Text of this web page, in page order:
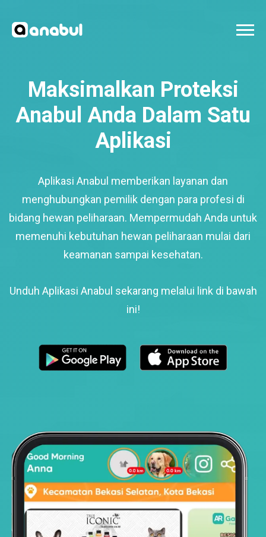
Maksimalkan Proteksi
Anabul Anda Dalam Satu
Aplikasi
Aplikasi Anabul memberikan layanan dan
menghubungkan pemilik dengan para profesi di
bidang hewan peliharaan. Mempermudah Anda untuk
memenuhi kebutuhan hewan peliharaan mulai dari
keamanan sampai kesehatan.
Unduh Aplikasi Anabul sekarang melalui link di bawah
ini!